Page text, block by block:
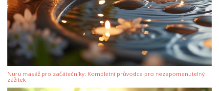
Nuru masáž pro začátečníky: Kompletní průvodce pro nezapomenutelný
zážitek